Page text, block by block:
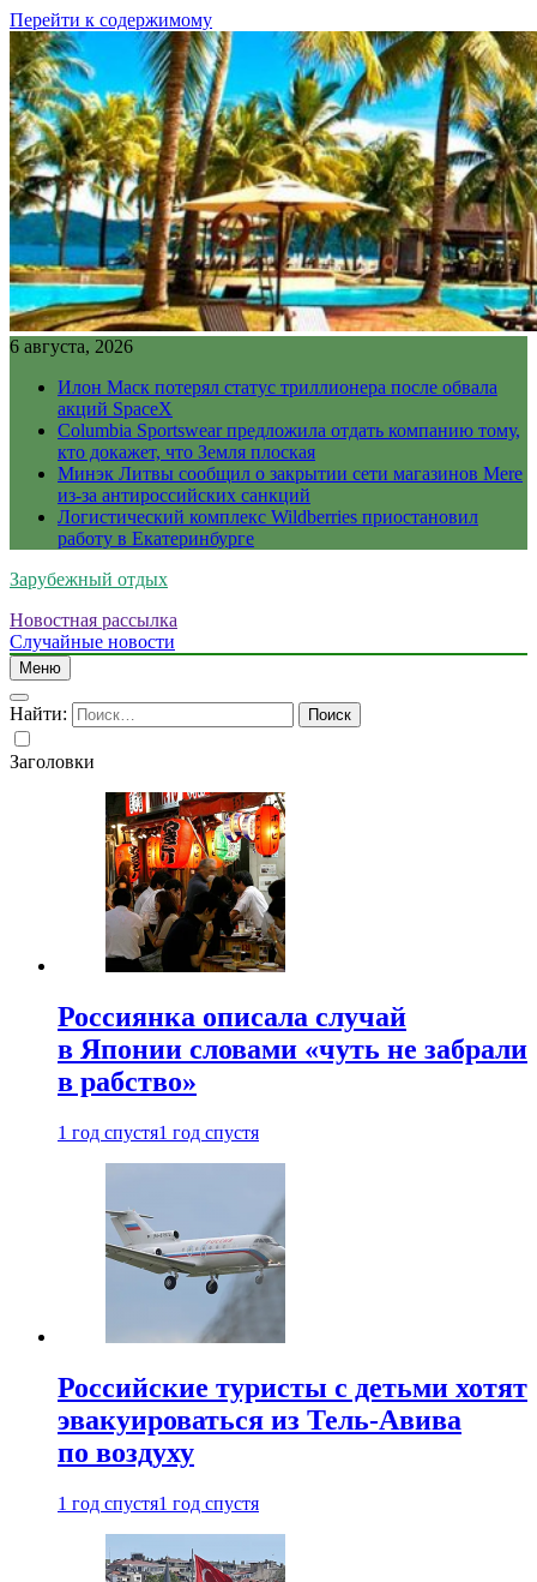
Перейти к содержимому
6 августа, 2026
Илон Маск потерял статус триллионера после обвала
акций SpaceX
Columbia Sportswear предложила отдать компанию тому,
кто докажет, что Земля плоская
Минэк Литвы сообщил о закрытии сети магазинов Mere
из-за антироссийских санкций
Логистический комплекс Wildberries приостановил
работу в Екатеринбурге
Зарубежный отдых
Новостная рассылка
Случайные новости
Меню
Найти:
Заголовки
Россиянка описала случай
в Японии словами «чуть не забрали
в рабство»
1 год спустя1 год спустя
Российские туристы с детьми хотят
эвакуироваться из Тель-Авива
по воздуху
1 год спустя1 год спустя